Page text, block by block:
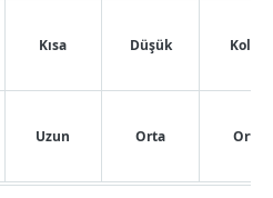
Kısa Düşük Kolay
Uzun Orta Orta